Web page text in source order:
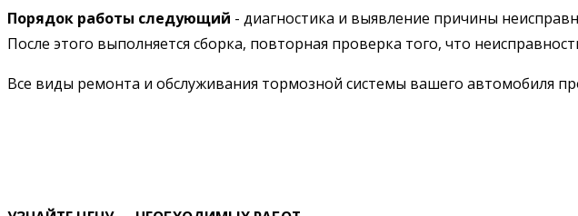
Порядок работы следующий - диагностика и выявление причины
После этого выполняется сборка, повторная проверка того, что
Все виды ремонта и обслуживания тормозной системы вашего автомобиля